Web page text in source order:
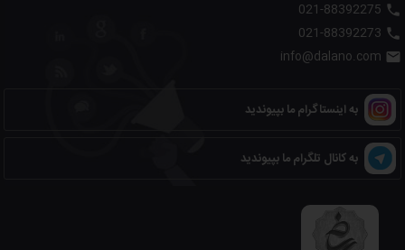



به اینستاگرام ما بپیوندید
به کانال تلگرام ما بپیوندید